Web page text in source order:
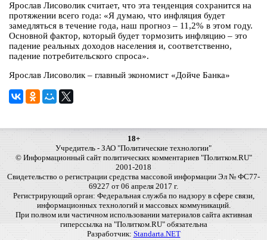
Ярослав Лисоволик считает, что эта тенденция сохранится на
протяжении всего года: «Я думаю, что инфляция будет
замедляться в течение года, наш прогноз – 11,2% в этом году.
Основной фактор, который будет тормозить инфляцию – это
падение реальных доходов населения и, соответственно,
падение потребительского спроса».
Ярослав Лисоволик – главный экономист «Дойче Банка»
18+
Учредитель - ЗАО "Политические технологии"
© Информационный сайт политических комментариев "Политком.RU"
2001-2018
Свидетельство о регистрации средства массовой информации Эл № ФС77-
69227 от 06 апреля 2017 г.
Регистрирующий орган: Федеральная служба по надзору в сфере связи,
информационных технологий и массовых коммуникаций.
При полном или частичном использовании материалов сайта активная
гиперссылка на "Политком.RU" обязательна
Разработчик: Standarta.NET